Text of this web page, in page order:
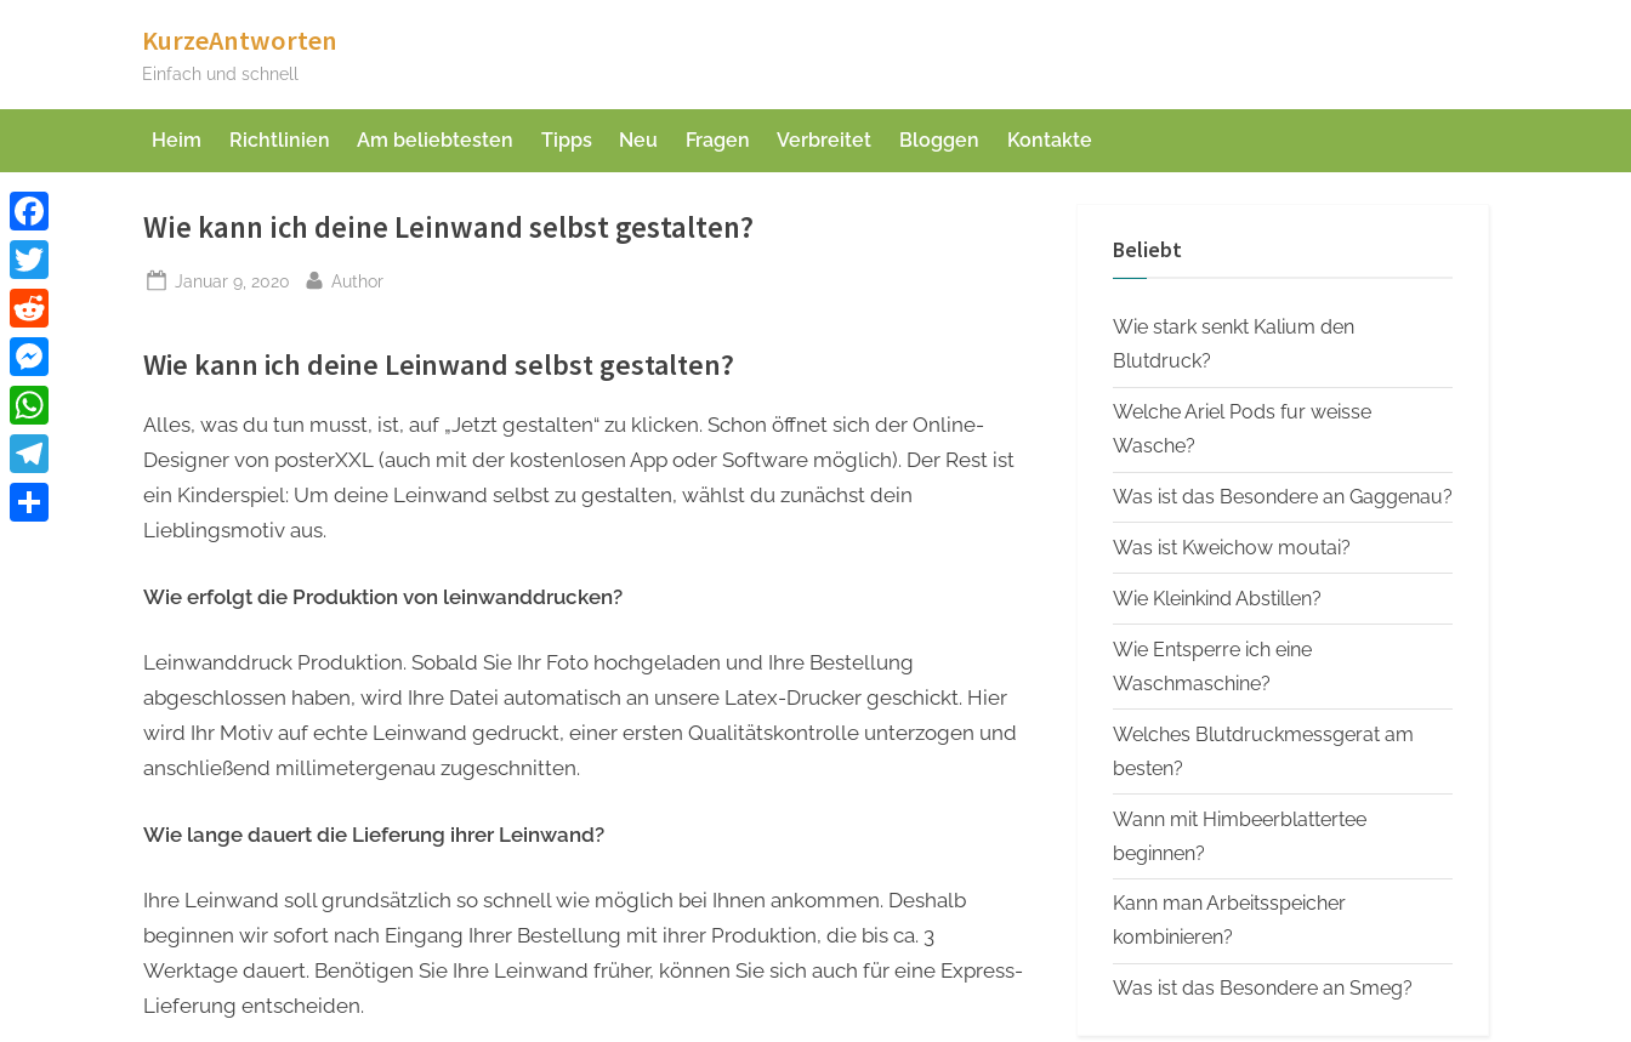
KurzeAntworten
Einfach und schnell
Heim Richtlinien Am beliebtesten Tipps Neu Fragen Verbreitet Bloggen Kontakte
Wie kann ich deine Leinwand selbst gestalten?
Posted
Januar 9, 2020 By
Author
Wie kann ich deine Leinwand selbst gestalten?
Alles, was du tun musst, ist, auf „Jetzt gestalten“ zu klicken. Schon öffnet sich der Online-
Designer von posterXXL (auch mit der kostenlosen App oder Software möglich). Der Rest ist
ein Kinderspiel: Um deine Leinwand selbst zu gestalten, wählst du zunächst dein
Lieblingsmotiv aus.
Wie erfolgt die Produktion von leinwanddrucken?
Leinwanddruck Produktion. Sobald Sie Ihr Foto hochgeladen und Ihre Bestellung
abgeschlossen haben, wird Ihre Datei automatisch an unsere Latex-Drucker geschickt. Hier
wird Ihr Motiv auf echte Leinwand gedruckt, einer ersten Qualitätskontrolle unterzogen und
anschließend millimetergenau zugeschnitten.
Wie lange dauert die Lieferung ihrer Leinwand?
Ihre Leinwand soll grundsätzlich so schnell wie möglich bei Ihnen ankommen. Deshalb
beginnen wir sofort nach Eingang Ihrer Bestellung mit ihrer Produktion, die bis ca. 3
Werktage dauert. Benötigen Sie Ihre Leinwand früher, können Sie sich auch für eine Express-
Lieferung entscheiden.
Beliebt
Wie stark senkt Kalium den
Blutdruck?
Welche Ariel Pods fur weisse
Wasche?
Was ist das Besondere an Gaggenau?
Was ist Kweichow moutai?
Wie Kleinkind Abstillen?
Wie Entsperre ich eine
Waschmaschine?
Welches Blutdruckmessgerat am
besten?
Wann mit Himbeerblattertee
beginnen?
Kann man Arbeitsspeicher
kombinieren?
Was ist das Besondere an Smeg?
Facebook
Twitter
Reddit
Messenger
WhatsApp
Telegram